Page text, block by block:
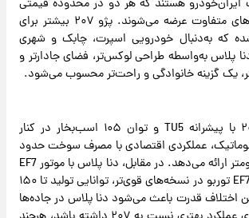
ایران‌خودرو هستند که هر دو در محدوده قیمتی
نزدیک اما با ویژگی‌های متفاوت عرضه می‌شوند. پژو ۲۰۷ بیشتر برای
که به‌دنبال خودرویی اسپرت، چابک و شهری
پلاس به‌واسطه طراحی لوکس‌تر، فضای جادارتر و
یک گزینه خانوادگی و راحت‌تر محسوب می‌شود.
از نظر فنی، پژو ۲۰۷ با پیشرانه TU5 و توان ۱۰۵ اسب‌بخار در کنار
عملکردی اقتصادی با مصرف سوخت حدود
۶.۵ لیتر در ۱۰۰ کیلومتر ارائه می‌دهد. در مقابل، دنا پلاس با موتور EF7
در نسخه معمولی و EF7 توربو در نسخه‌های قوی‌تر، توانایی تولید تا ۱۵۰
اختلاف قدرت باعث می‌شود دنا پلاس در جاده‌ها